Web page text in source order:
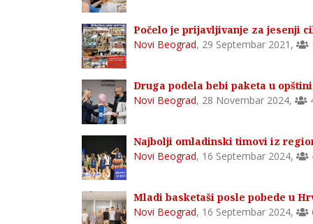
Počelo je prijavljivanje za jesenji
Novi Beograd, 29 Septembar 2021 ,
Druga podela bebi paketa u
Novi Beograd, 28 Novembar 2024,
Najbolji omladinski timovi iz
Novi Beograd, 16 Septembar 2024,
Mladi basketaši posle pobede u
Novi Beograd, 16 Septembar 2024,